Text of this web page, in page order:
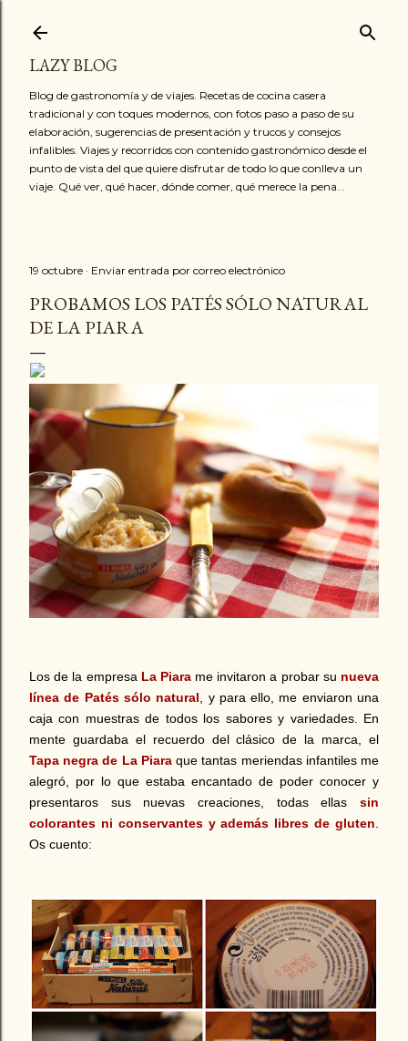
LAZY BLOG
Blog de gastronomía y de viajes. Recetas de cocina casera
tradicional y con toques modernos, con fotos paso a paso de su
elaboración, sugerencias de presentación y trucos y consejos
infalibles. Viajes y recorridos con contenido gastronómico desde el
punto de vista del que quiere disfrutar de todo lo que conlleva un
viaje. Qué ver, qué hacer, dónde comer, qué merece la pena...
19 octubre Enviar entrada por correo electrónico
PROBAMOS LOS PATÉS SÓLO NATURAL
DE LA PIARA
Los de la empresa La Piara me invitaron a probar su nueva
línea de Patés sólo natural , y para ello, me enviaron una
caja con muestras de todos los sabores y variedades. En
mente guardaba el recuerdo del clásico de la marca, el
Tapa negra de La Piaraque tantas meriendas infantiles me
alegró, por lo que estaba encantado de poder conocer y
presentaros sus nuevas creaciones, todas ellas sin
colorantes ni conservantes y además libres de gluten
Os cuento: